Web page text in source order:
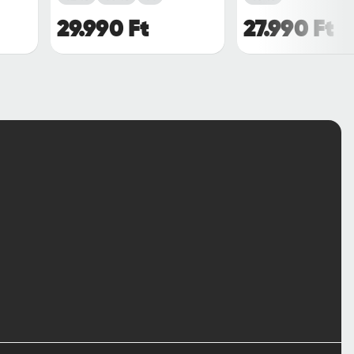
29.990 Ft 27.990 Ft